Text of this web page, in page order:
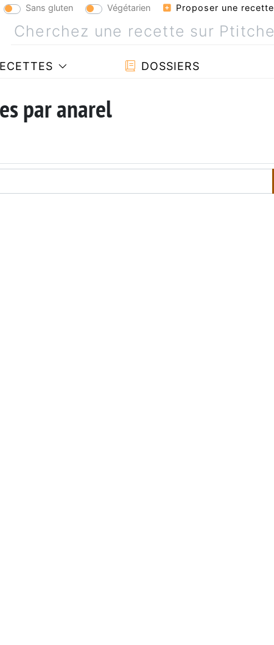
Sans gluten Végétarien Proposer une recette
DOSSIERS
par anarel